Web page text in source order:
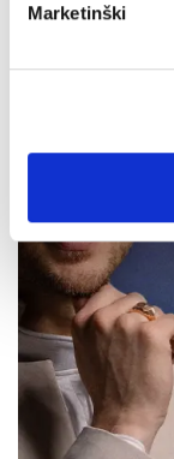
Marketinški